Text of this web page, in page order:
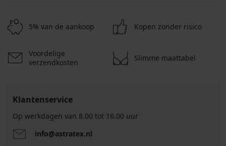
5% van de aankoop Kopen zonder risico
Voordelige
verzendkosten
Slimme maattabel
Klantenservice
Op werkdagen van 8.00 tot 16.00 uur
info@astratex.nl